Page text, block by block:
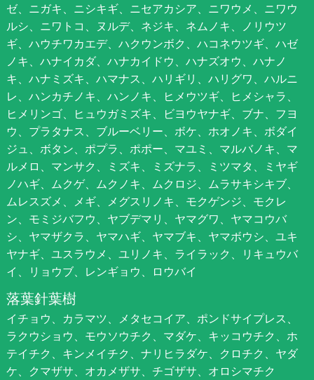
ゼ、ニガキ、ニシキギ、ニセアカシア、ニワウメ、ニワウ
ルシ、ニワトコ、ヌルデ、ネジキ、ネムノキ、ノリウツ
ギ、ハウチワカエデ、ハクウンボク、ハコネウツギ、ハゼ
ノキ、ハナイカダ、ハナカイドウ、ハナズオウ、ハナノ
キ、ハナミズキ、ハマナス、ハリギリ、ハリグワ、ハルニ
レ、ハンカチノキ、ハンノキ、ヒメウツギ、ヒメシャラ、
ヒメリンゴ、ヒュウガミズキ、ビヨウヤナギ、ブナ、フヨ
ウ、プラタナス、ブルーベリー、ボケ、ホオノキ、ボダイ
ジュ、ボタン、ポプラ、ポポー、マユミ、マルバノキ、マ
ルメロ、マンサク、ミズキ、ミズナラ、ミツマタ、ミヤギ
ノハギ、ムクゲ、ムクノキ、ムクロジ、ムラサキシキブ、
ムレスズメ、メギ、メグスリノキ、モクゲンジ、モクレ
ン、モミジバフウ、ヤブデマリ、ヤマグワ、ヤマコウバ
シ、ヤマザクラ、ヤマハギ、ヤマブキ、ヤマボウシ、ユキ
ヤナギ、ユスラウメ、ユリノキ、ライラック、リキュウバ
イ、リョウブ、レンギョウ、ロウバイ
落葉針葉樹
イチョウ、カラマツ、メタセコイア、ポンドサイプレス、
ラクウショウ、モウソウチク、マダケ、キッコウチク、ホ
テイチク、キンメイチク、ナリヒラダケ、クロチク、ヤダ
ケ、クマザサ、オカメザサ、チゴザサ、オロシマチク